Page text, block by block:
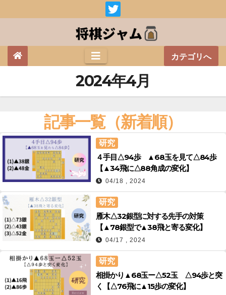
カテゴリへ
2024年4月
記事一覧（新着順）
研究
４手目△94歩 ▲68玉を見て△84歩
【▲34飛に△88角成の変化】
04/18 , 2024
研究
雁木△32銀型に対する先手の対策
【▲78銀型で▲38飛と寄る変化】
04/17 , 2024
研究
相掛かり▲68玉ー△52玉 △94歩と突
く【△76飛に▲15歩の変化】